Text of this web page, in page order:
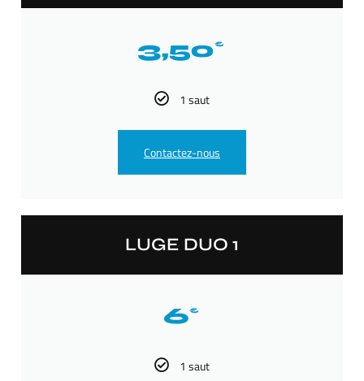
3,50€
1 saut
Contactez-nous
LUGE DUO 1
6€
1 saut